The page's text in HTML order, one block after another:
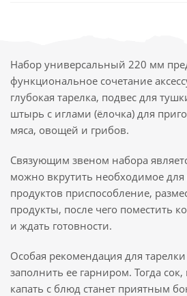
Набор универсальный 220 мм
функциональное сочетание
глубокая тарелка, подвес для
штырь с иглами (ёлочка) для
мяса, овощей и грибов.
Связующим звеном набора
можно вкрутить необходимое
продуктов приспособление,
продукты, после чего поместить
и ждать готовности.
Особая рекомендация для тарелки
заполнить ее гарниром. Тогда
капать с блюд станет приятным